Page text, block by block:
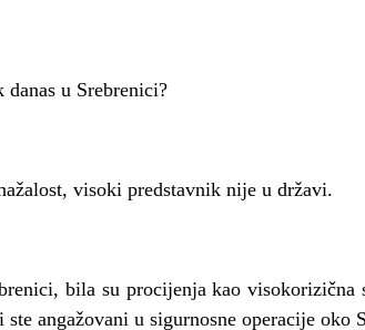
u Srebrenici?
visoki predstavnik nije u državi.
bila su procijenja kao visokorizična
angažovani u sigurnosne operacije oko